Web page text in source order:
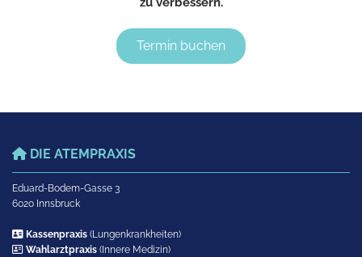
Termin buchen
 DIE ATEMPRAXIS
Eduard-Bodem-Gasse 3
6020 Innsbruck
 Kassenpraxis (Lungenkrankheiten)
 Wahlarztpraxis (Innere Medizin)